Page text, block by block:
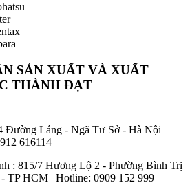
SẢN XUẤT VÀ XUẤT
THÀNH ĐẠT
Đường Láng - Ngã Tư Sở - Hà Nội |
616114
: 815/7 Hương Lộ 2 - Phường Bình Trị
TP HCM | Hotline: 0909 152 999